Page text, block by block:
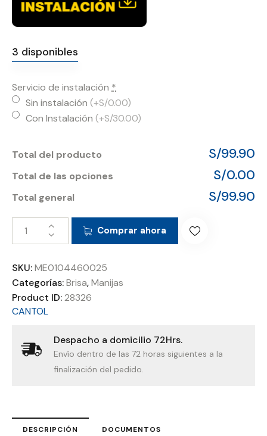
3 disponibles
Servicio de instalación *
Sin instalación (+S/0.00)
Con Instalación (+S/30.00)
Total del producto S/99.90
Total de las opciones S/0.00
Total general S/99.90
Comprar ahora
SKU:ME0104460025
Categorías:Brisa,Manijas
Product ID:28326
CANTOL
Despacho a domicilio 72Hrs.
Envío dentro de las 72 horas siguientes a la
finalización del pedido.
DESCRIPCIÓN DOCUMENTOS